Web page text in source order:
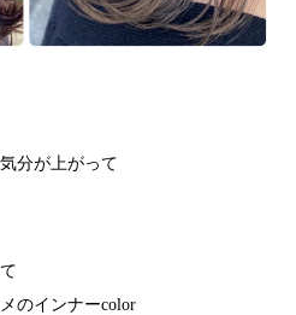
分が上がって
のインナーcolor